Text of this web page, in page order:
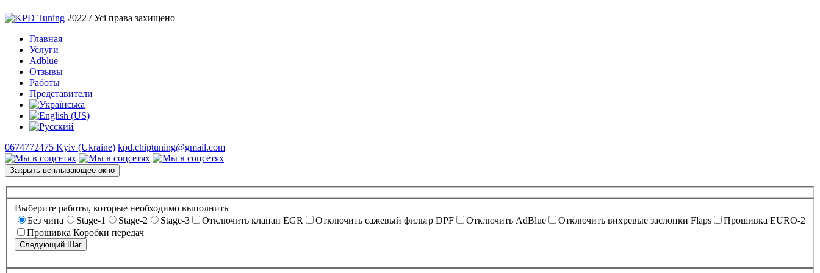
2022 / Усі права захищено
Главная
Услуги
Adblue
Отзывы
Работы
Представители
0674772475 Kyiv (Ukraine) kpd.chiptuning@gmail.com
Закрыть всплывающее окно
Выберите работы, которые необходимо выполнить
Без чипа
Stage-1 Stage-2 Stage-3 Отключить клапан EGR Отключить сажевый фильтр DPF Отключить AdBlue Отключить вихревые заслонки Flaps
Прошивка EURO-2
Прошивка Коробки передач
Следующий Шаг